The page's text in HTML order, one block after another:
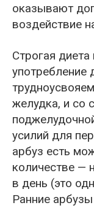
оказывают
воздействие
Строгая
употребление
желудка, и со
усилий для
арбуз есть
количестве —
в день (это
Ранние